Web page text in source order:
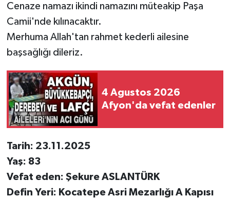
Cenaze namazı ikindi namazını müteakip Paşa
Camii'nde kılınacaktır.
Merhuma Allah'tan rahmet kederli ailesine
başsağlığı dileriz.
4 Agustos 2026
Afyon'da vefat edenler
Tarih: 23.11.2025
Yaş: 83
Vefat eden: Şekure ASLANTÜRK
Defin Yeri: Kocatepe Asri Mezarlığı A Kapısı